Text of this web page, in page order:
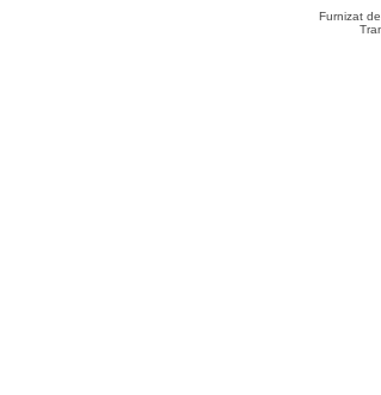
Furnizat de